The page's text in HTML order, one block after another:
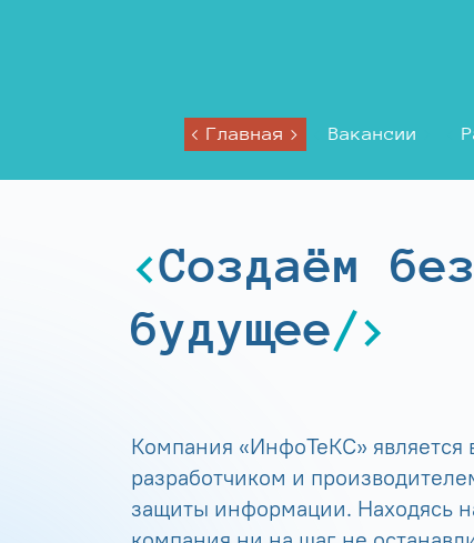
Главная Вакансии
Создаём
будущее
Компания «ИнфоТеКС»
разработчиком и
защиты информации. Находясь